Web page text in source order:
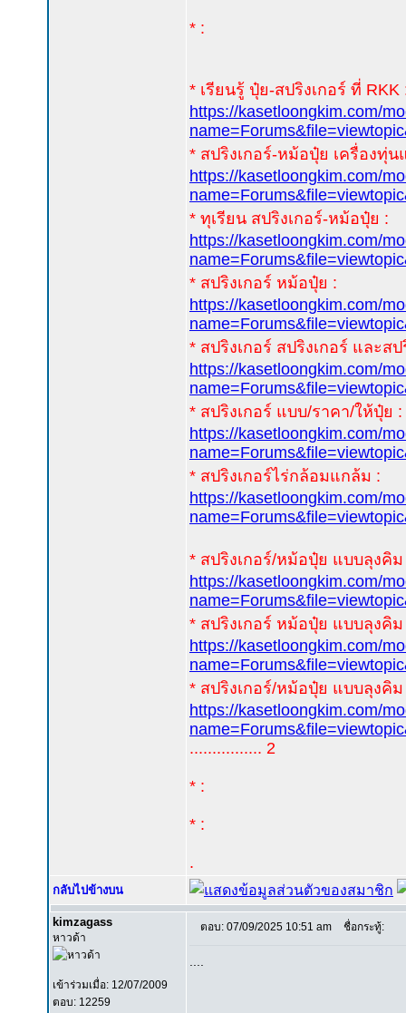
* :
* เรียนรู้ ปุ๋ย-สปริงเกอร์ ที่ RKK
https://kasetloongkim.com/
* สปริงเกอร์-หม้อปุ๋ย เครื่องทุ่น
https://kasetloongkim.com/
* ทุเรียน สปริงเกอร์-หม้อปุ๋ย :
https://kasetloongkim.com/
* สปริงเกอร์ หม้อปุ๋ย :
https://kasetloongkim.com/
* สปริงเกอร์ สปริงเกอร์ และสป
https://kasetloongkim.com/
* สปริงเกอร์ แบบ/ราคา/ให้ปุ๋ย :
https://kasetloongkim.com/
* สปริงเกอร์ไร่กล้อมแกล้ม :
https://kasetloongkim.com/
* สปริงเกอร์/หม้อปุ๋ย แบบลุงคิม
https://kasetloongkim.com/
* สปริงเกอร์ หม้อปุ๋ย แบบลุงคิม
https://kasetloongkim.com/
* สปริงเกอร์/หม้อปุ๋ย แบบลุงคิม
https://kasetloongkim.com/
................ 2
* :
* :
.
กลับไปข้างบน
kimzagass
หาวด้า
เข้าร่วมเมื่อ: 12/07/2009
ตอบ: 12259
ตอบ: 07/09/2025 10:51 am ชื่อกระทู้: